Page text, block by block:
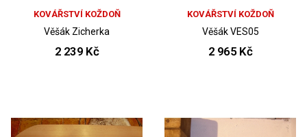
KOVÁŘSTVÍ KOŽDOŇ
Věšák Zicherka
2 239 Kč
KOVÁŘSTVÍ KOŽDOŇ
Věšák VES05
2 965 Kč